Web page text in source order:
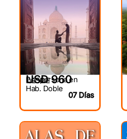
DESDE
USD 960
Por persona en
Hab. Doble
07 Días